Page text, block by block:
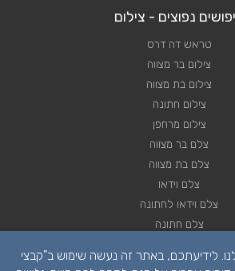
נפוצים - צילום
טראש דה דרס
צילום בר מצווה
צילום בת מצווה
צילום חתונה
צילום מרחפן
צלם בר מצווה
צלם בת מצווה
צלם וידאו
צלם וידאו לחתונה
צלם חתונה
צלם סטילס
לידיעתכם, באתר זה נעשה שימוש ב"קבצי